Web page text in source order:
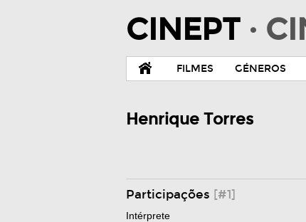
CINEPT ·
FILMES GÉNEROS
Henrique Torres
Participações [#1]
Intérprete